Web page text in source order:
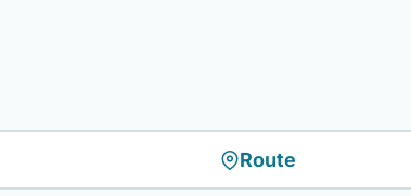
Route